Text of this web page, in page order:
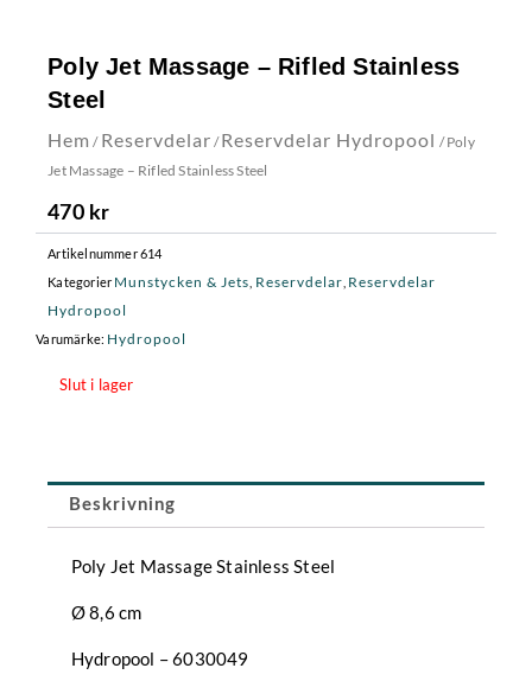
Poly Jet Massage – Rifled Stainless
Steel
Hem / Reservdelar /Reservdelar Hydropool / Poly
Jet Massage – Rifled Stainless Steel
470 kr
Artikelnummer614
Kategorier Munstycken & Jets Reservdelar Reservdelar
Hydropool
Varumärke: Hydropool
Slut i lager
Beskrivning
Poly Jet Massage Stainless Steel
Ø 8,6 cm
Hydropool – 6030049